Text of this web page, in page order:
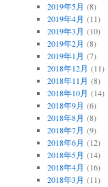
2019年5月 (8)
2019年4月 (11)
2019年3月 (10)
2019年2月 (8)
2019年1月 (7)
2018年12月 (11)
2018年11月 (8)
2018年10月 (14)
2018年9月 (6)
2018年8月 (8)
2018年7月 (9)
2018年6月 (12)
2018年5月 (14)
2018年4月 (16)
2018年3月 (11)